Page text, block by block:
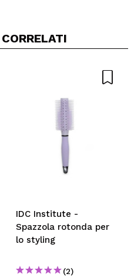
IDC Institute -
Spazzola rotonda per
lo styling
(2)